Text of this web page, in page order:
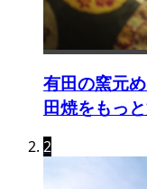
有田の窯元
田焼をもっ
2